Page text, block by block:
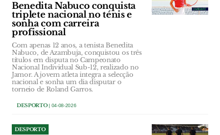
Benedita Nabuco conquista
triplete nacional no ténis e
sonha com carreira
profissional
Com apenas 12 anos, a tenista Benedita
Nabuco, de Azambuja, conquistou os três
títulos em disputa no Campeonato
Nacional Individual Sub-12, realizado no
Jamor. A jovem atleta integra a selecção
nacional e sonha um dia disputar o
torneio de Roland Garros.
DESPORTO| 04-08-2026
DESPORTO